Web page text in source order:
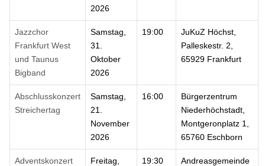
2026
Jazzchor
Frankfurt West
und Taunus
Bigband
Samstag,
31.
Oktober
2026
19:00
JuKuZ Höchst,
Palleskestr. 2,
65929 Frankfurt
Abschlusskonzert
Streichertag
Samstag,
21.
November
2026
16:00
Bürgerzentrum
Niederhöchstadt,
Montgeronplatz 1,
65760 Eschborn
Adventskonzert
Freitag,
19:30
Andreasgemeinde